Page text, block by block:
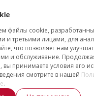
звонок
на рассылку
соглашение
файлы cookie,
и третьими лицами, для
что позволяет нам
и обслуживание.
вы принимаете условия его
смотрите в нашей
.